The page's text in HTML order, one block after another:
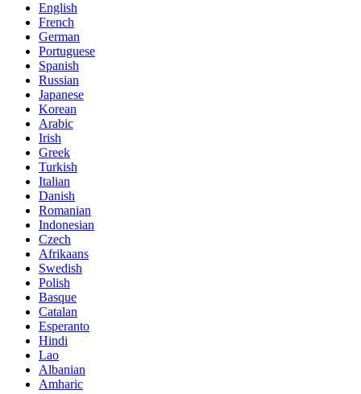
English
French
German
Portuguese
Spanish
Russian
Japanese
Korean
Arabic
Irish
Greek
Turkish
Italian
Danish
Romanian
Indonesian
Czech
Afrikaans
Swedish
Polish
Basque
Catalan
Esperanto
Hindi
Lao
Albanian
Amharic